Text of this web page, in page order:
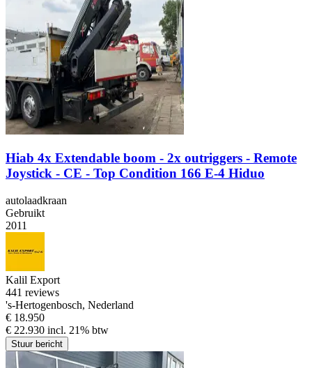
Hiab 4x Extendable boom - 2x outriggers - Remote
Joystick - CE - Top Condition 166 E-4 Hiduo
autolaadkraan
Gebruikt
2011
Kalil Export
441 reviews
's-Hertogenbosch, Nederland
€ 18.950
€ 22.930 incl. 21% btw
Stuur bericht